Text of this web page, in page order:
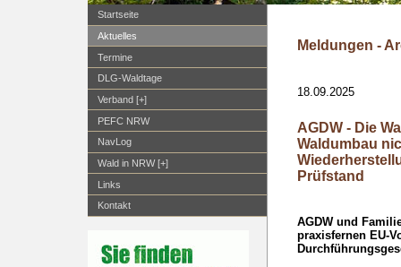
Startseite
Aktuelles
Termine
DLG-Waldtage
Verband [+]
PEFC NRW
NavLog
Wald in NRW [+]
Links
Kontakt
Meldungen -
18.09.2025
AGDW - Die
Waldumbau
Prüfstand
AGDW und
praxisfernen EU-